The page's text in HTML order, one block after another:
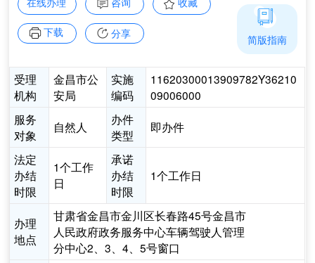
下载 分享
受理
机构
金昌市公
安局
实施
编码
11620300013909782Y36210
09006000
服务
对象
自然人
办件
类型
即办件
法定
办结
时限
1个工作
日
承诺
办结
时限
1个工作日
办理
地点
甘肃省金昌市金川区长春路45号金昌市
人民政府政务服务中心车辆驾驶人管理
分中心2、3、4、5号窗口
简版指南